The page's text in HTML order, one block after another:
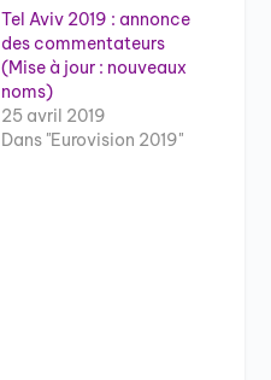
Tel Aviv 2019 : annonce
des commentateurs
(Mise à jour : nouveaux
noms)
25 avril 2019
Dans "Eurovision 2019"